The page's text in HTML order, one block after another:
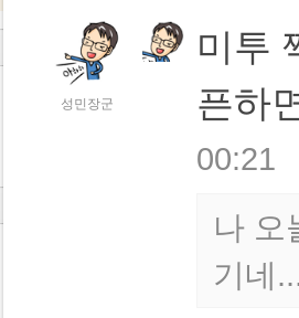
성민장군
미투
픈하
00:21
나 오
기네